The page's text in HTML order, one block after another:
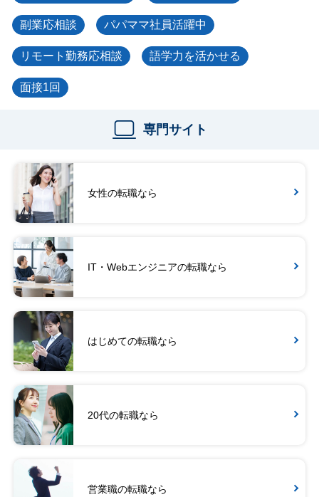
副業応相談 パパママ社員活躍中
リモート勤務応相談 語学力を活かせる
面接1回
専門サイト
女性の転職なら
IT・Webエンジニアの転職なら
はじめての転職なら
20代の転職なら
営業職の転職なら